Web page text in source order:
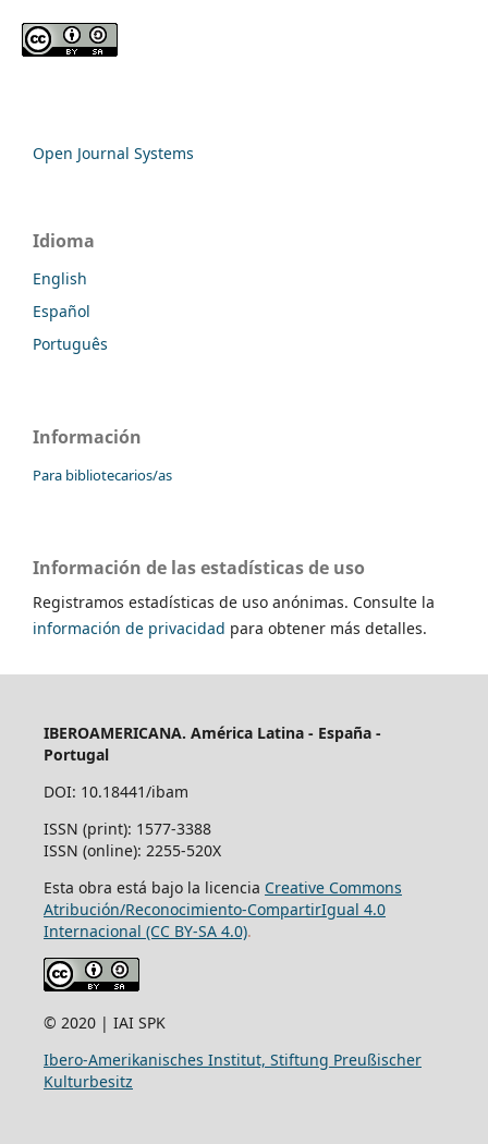
Open Journal Systems
Idioma
English
Español
Português
Información
Para bibliotecarios/as
Información de las estadísticas de uso
Registramos estadísticas de uso anónimas. Consulte la
información de privacidad para obtener más detalles.
IBEROAMERICANA. América Latina - España -
Portugal
DOI: 10.18441/ibam
ISSN (print): 1577-3388
ISSN (online): 2255-520X
Esta obra está bajo la licencia Creative Commons
Atribución/Reconocimiento-CompartirIgual 4.0
Internacional (CC BY-SA 4.0).
© 2020 | IAI SPK
Ibero-Amerikanisches Institut, Stiftung Preußischer
Kulturbesitz